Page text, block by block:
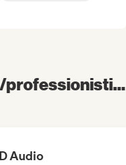
professionisti...
Audio